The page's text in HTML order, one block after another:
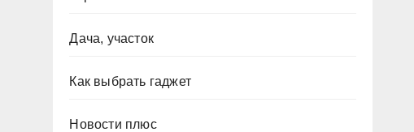
Дача, участок
Как выбрать гаджет
Новости плюс